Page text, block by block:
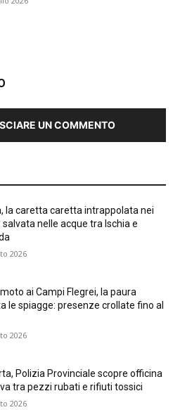
UN COMMENTO
la caretta caretta intrappolata nei
salvata nelle acque tra Ischia e
2026
ai Campi Flegrei, la paura
le spiagge: presenze crollate fino al
2026
Polizia Provinciale scopre officina
tra pezzi rubati e rifiuti tossici
2026